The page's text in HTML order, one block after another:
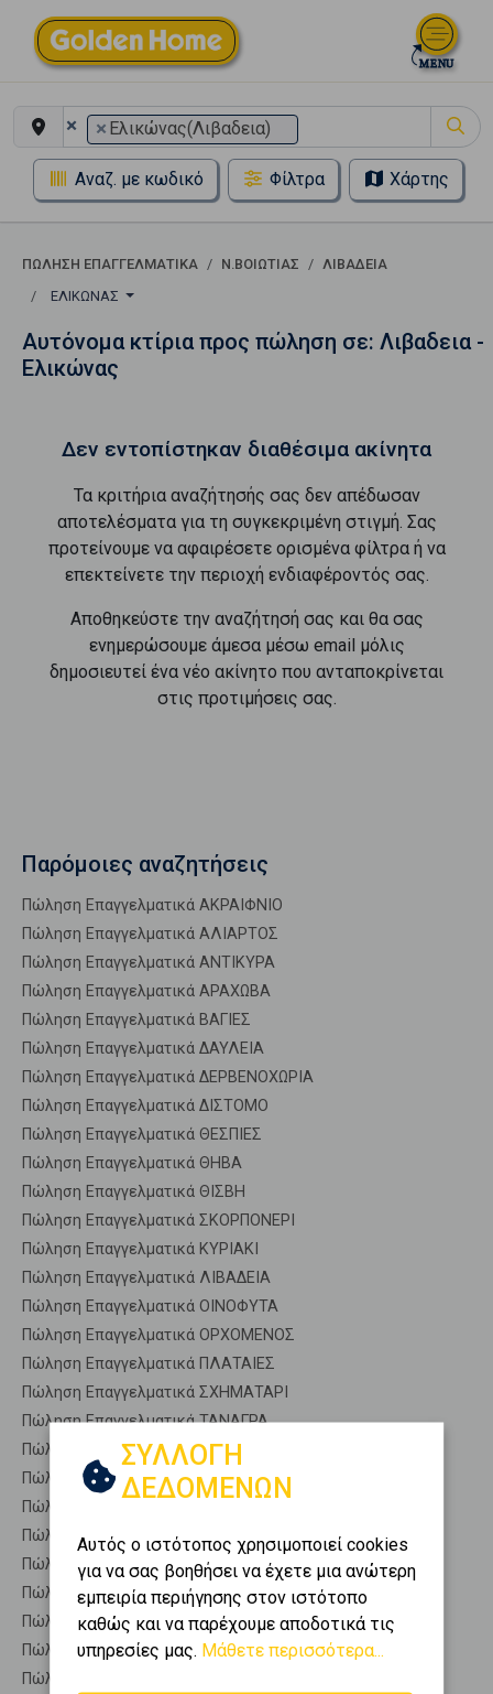
× × Ελικώνας(Λιβαδεια)
Αναζ. με κωδικό Φίλτρα Χάρτης
ΠΏΛΗΣΗ ΕΠΑΓΓΕΛΜΑΤΙΚΆ Ν.ΒΟΙΩΤΙΑΣ
ΛΙΒΑΔΕΙΑ
ΕΛΙΚΏΝΑΣ
Αυτόνομα κτίρια προς πώληση σε: Λιβαδεια -
Ελικώνας
Δεν εντοπίστηκαν διαθέσιμα ακίνητα
Τα κριτήρια αναζήτησής σας δεν απέδωσαν
αποτελέσματα για τη συγκεκριμένη στιγμή. Σας
προτείνουμε να αφαιρέσετε ορισμένα φίλτρα ή να
επεκτείνετε την περιοχή ενδιαφέροντός σας.
Αποθηκεύστε την αναζήτησή σας και θα σας
ενημερώσουμε άμεσα μέσω email μόλις
δημοσιευτεί ένα νέο ακίνητο που ανταποκρίνεται
στις προτιμήσεις σας.
Παρόμοιες αναζητήσεις
Πώληση Επαγγελματικά ΑΚΡΑΙΦΝΙΟ
Πώληση Επαγγελματικά ΑΛΙΑΡΤΟΣ
Πώληση Επαγγελματικά ΑΝΤΙΚΥΡΑ
Πώληση Επαγγελματικά ΑΡΑΧΩΒΑ
Πώληση Επαγγελματικά ΒΑΓΙΕΣ
Πώληση Επαγγελματικά ΔΑΥΛΕΙΑ
Πώληση Επαγγελματικά ΔΕΡΒΕΝΟΧΩΡΙΑ
Πώληση Επαγγελματικά ΔΙΣΤΟΜΟ
Πώληση Επαγγελματικά ΘΕΣΠΙΕΣ
Πώληση Επαγγελματικά ΘΗΒΑ
Πώληση Επαγγελματικά ΘΙΣΒΗ
Πώληση Επαγγελματικά ΣΚΟΡΠΟΝΕΡΙ
Πώληση Επαγγελματικά ΚΥΡΙΑΚΙ
Πώληση Επαγγελματικά ΛΙΒΑΔΕΙΑ
Πώληση Επαγγελματικά ΟΙΝΟΦΥΤΑ
Πώληση Επαγγελματικά ΟΡΧΟΜΕΝΟΣ
Πώληση Επαγγελματικά ΠΛΑΤΑΙΕΣ
Πώληση Επαγγελματικά ΣΧΗΜΑΤΑΡΙ
Πώληση Επαγγελματικά ΤΑΝΑΓΡΑ
Πώληση Επαγγελματικά ΧΑΙΡΩΝΕΙΑ
Πώληση Επαγγ. Αποθήκες ΛΙΒΑΔΕΙΑ - Ελικώνας
Πώληση Αυτόνομα κτίρια ΛΙΒΑΔΕΙΑ - Ελικώνας
Πώληση Βιομηχανικοί χώροι ΛΙΒΑΔΕΙΑ - Ελικώνας
Πώληση Γραφεία ΛΙΒΑΔΕΙΑ - Ελικώνας
Πώληση Καταστήματα ΛΙΒΑΔΕΙΑ - Ελικώνας
Πώληση Ξενοδοχεία ΛΙΒΑΔΕΙΑ - Ελικώνας
Πώληση Πάρκινγκ ΛΙΒΑΔΕΙΑ - Ελικώνας
Πώληση Πώληση επιχείρησης ΛΙΒΑΔΕΙΑ - Ελικώνας
ΣΥΛΛΟΓΗ
ΔΕΔΟΜΕΝΩΝ
Αυτός ο ιστότοπος χρησιμοποιεί cookies
για να σας βοηθήσει να έχετε μια ανώτερη
εμπειρία περιήγησης στον ιστότοπο
καθώς και να παρέχουμε αποδοτικά τις
υπηρεσίες μας. Μάθετε περισσότερα...